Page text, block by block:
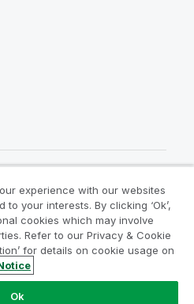
ニティ
Legal Policies
規約
experience with our websites
your interests. By clicking ‘Ok’,
cookies which may involve
Refer to our Privacy & Cookie
for details on cookie usage on
Ok